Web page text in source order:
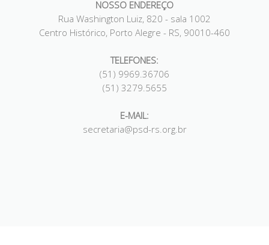
NOSSO ENDEREÇO
Rua Washington Luiz, 820 - sala 1002
Centro Histórico, Porto Alegre - RS, 90010-460
TELEFONES:
(51) 9969.36706
(51) 3279.5655
E-MAIL:
secretaria@psd-rs.org.br